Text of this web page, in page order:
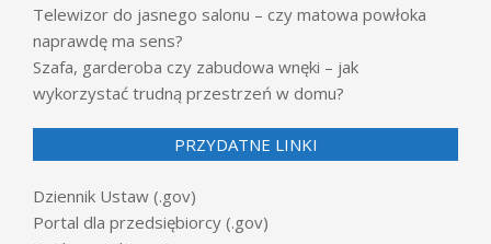
Telewizor do jasnego salonu – czy matowa powłoka
naprawdę ma sens?
Szafa, garderoba czy zabudowa wnęki – jak
wykorzystać trudną przestrzeń w domu?
PRZYDATNE LINKI
Dziennik Ustaw (.gov)
Portal dla przedsiębiorcy (.gov)